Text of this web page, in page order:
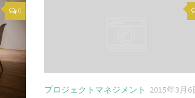
0
プロジェクトマネジメント 2015年3月6